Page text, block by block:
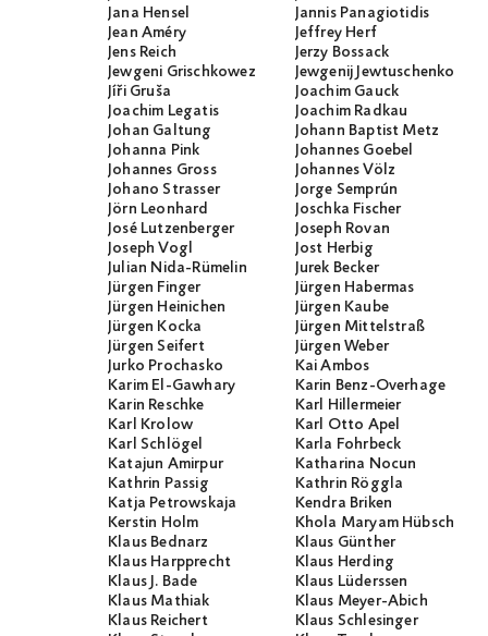
Jana Hensel
Jannis Panagiotidis
Jean Améry
Jeffrey Herf
Jens Reich
Jerzy Bossack
Jewgeni Grischkowez
Jewgenij Jewtuschenko
Jíři Gruša
Joachim Gauck
Joachim Legatis
Joachim Radkau
Johan Galtung
Johann Baptist Metz
Johanna Pink
Johannes Goebel
Johannes Gross
Johannes Völz
Johano Strasser
Jorge Semprún
Jörn Leonhard
Joschka Fischer
José Lutzenberger
Joseph Rovan
Joseph Vogl
Jost Herbig
Julian Nida-Rümelin
Jurek Becker
Jürgen Finger
Jürgen Habermas
Jürgen Heinichen
Jürgen Kaube
Jürgen Kocka
Jürgen Mittelstraß
Jürgen Seifert
Jürgen Weber
Jurko Prochasko
Kai Ambos
Karim El-Gawhary
Karin Benz-Overhage
Karin Reschke
Karl Hillermeier
Karl Krolow
Karl Otto Apel
Karl Schlögel
Karla Fohrbeck
Katajun Amirpur
Katharina Nocun
Kathrin Passig
Kathrin Röggla
Katja Petrowskaja
Kendra Briken
Kerstin Holm
Khola Maryam Hübsch
Klaus Bednarz
Klaus Günther
Klaus Harpprecht
Klaus Herding
Klaus J. Bade
Klaus Lüderssen
Klaus Mathiak
Klaus Meyer-Abich
Klaus Reichert
Klaus Schlesinger